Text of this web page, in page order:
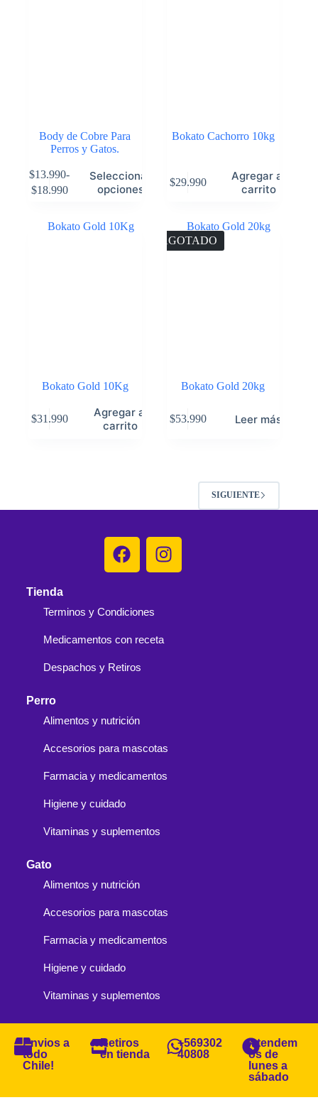
Body de Cobre Para
Perros y Gatos.
$13.990-
$18.990
Seleccionar
opciones
Bokato Cachorro 10kg
$29.990
Agregar al
carrito
Bokato Gold 10Kg
$31.990
Agregar al
carrito
AGOTADO
Bokato Gold 20kg
$53.990 Leer más
SIGUIENTE
Tienda
Terminos y Condiciones
Medicamentos con receta
Despachos y Retiros
Perro
Alimentos y nutrición
Accesorios para mascotas
Farmacia y medicamentos
Higiene y cuidado
Vitaminas y suplementos
Gato
Alimentos y nutrición
Accesorios para mascotas
Farmacia y medicamentos
Higiene y cuidado
Vitaminas y suplementos
Envios a
todo
Chile!
Retiros
en tienda
+569302
40808
Atendem
os de
lunes a
sábado